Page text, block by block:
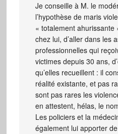
Je conseille à M. le
l’hypothèse de maris
« totalement
chez lui, d’aller dans les
professionnelles qui
victimes depuis 30 ans,
qu’elles recueillent : il
réalité existante, et pas
sont pas rares les
en attestent, hélas, le
Les policiers et la
également lui apporter